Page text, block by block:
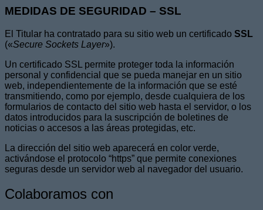
MEDIDAS DE SEGURIDAD – SSL
El Titular ha contratado para su sitio web un certificado SSL
(«Secure Sockets Layer»).
Un certificado SSL permite proteger toda la información
personal y confidencial que se pueda manejar en un sitio
web, independientemente de la información que se esté
transmitiendo, como por ejemplo, desde cualquiera de los
formularios de contacto del sitio web hasta el servidor, o los
datos introducidos para la suscripción de boletines de
noticias o accesos a las áreas protegidas, etc.
La dirección del sitio web aparecerá en color verde,
activándose el protocolo “https” que permite conexiones
seguras desde un servidor web al navegador del usuario.
Colaboramos con